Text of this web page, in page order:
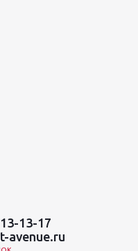
13-17
avenue.ru